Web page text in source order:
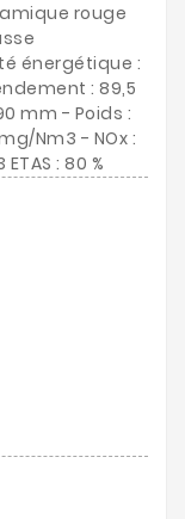
rouge
énergétique :
: 89,5
mm - Poids :
Nm3 - NOx :
: 80 %